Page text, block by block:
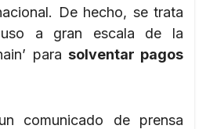
De hecho, se trata
a gran escala de la
para solventar pagos
comunicado de prensa